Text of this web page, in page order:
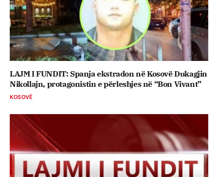
LAJM I FUNDIT: Spanja ekstradon në Kosovë Dukagjin
Nikollajn, protagonistin e përleshjes në “Bon Vivant”
KOSOVË